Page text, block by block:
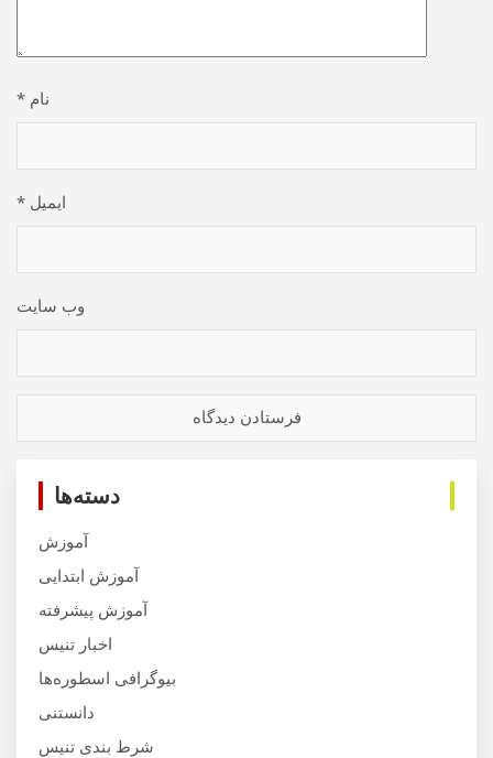
نام *
ایمیل *
وب‌ سایت
دسته‌ها
آموزش
آموزش ابتدایی
آموزش پیشرفته
اخبار تنیس
بیوگرافی اسطوره‌ها
دانستنی
شرط بندی تنیس